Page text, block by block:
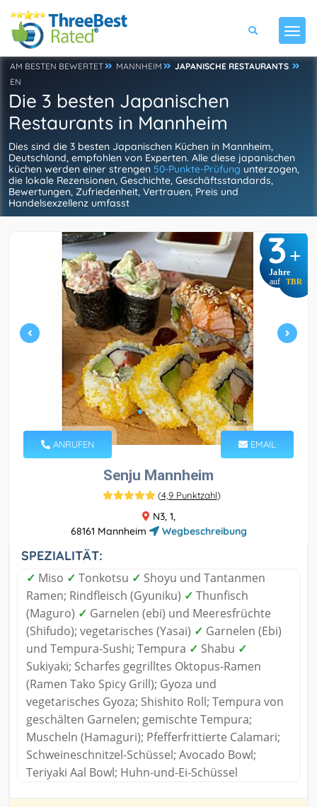
AM BESTEN BEWERTET MANNHEIM
JAPANISCHE RESTAURANTS
EN
Die 3 besten Japanischen
Restaurants in Mannheim
Dies sind die 3 besten Japanischen Küchen in Mannheim,
Deutschland, empfohlen von Experten. Alle diese japanischen
küchen werden einer strengen 50-Punkte-Prüfung unterzogen,
die lokale Rezensionen, Geschichte, Geschäftsstandards,
Bewertungen, Zufriedenheit, Vertrauen, Preis und
Handelsexzellenz umfasst
3+
Jahre
auf TBR
ANRUFEN EMAIL
Senju Mannheim
(4,9 Punktzahl)
N3, 1,
68161 Mannheim
Wegbeschreibung
SPEZIALITÄT:
✓ Miso ✓ Tonkotsu ✓ Shoyu und Tantanmen
Ramen; Rindfleisch (Gyuniku) ✓ Thunfisch
(Maguro) ✓ Garnelen (ebi) und Meeresfrüchte
(Shifudo); vegetarisches (Yasai) ✓ Garnelen (Ebi)
und Tempura-Sushi; Tempura ✓ Shabu ✓
Sukiyaki; Scharfes gegrilltes Oktopus-Ramen
(Ramen Tako Spicy Grill); Gyoza und
vegetarisches Gyoza; Shishito Roll; Tempura von
geschälten Garnelen; gemischte Tempura;
Muscheln (Hamaguri); Pfefferfrittierte Calamari;
Schweineschnitzel-Schüssel; Avocado Bowl;
Teriyaki Aal Bowl; Huhn-und-Ei-Schüssel